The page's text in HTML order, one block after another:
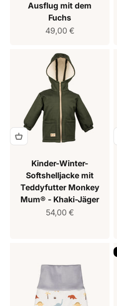
Ausflug mit dem
Fuchs
Verkaufspreis
49,00 €
Kinder-Winter-
Softshelljacke mit
Teddyfutter Monkey
Mum® - Khaki-Jäger
Verkaufspreis
54,00 €